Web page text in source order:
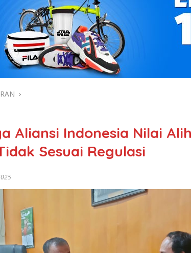
Aliansi Indonesia Nilai
Sesuai Regulasi